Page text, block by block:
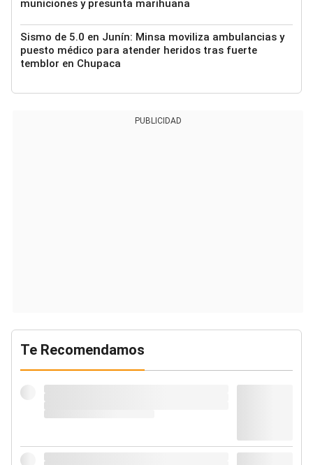
municiones y presunta marihuana
Sismo de 5.0 en Junín: Minsa moviliza ambulancias y
puesto médico para atender heridos tras fuerte
temblor en Chupaca
PUBLICIDAD
Te Recomendamos